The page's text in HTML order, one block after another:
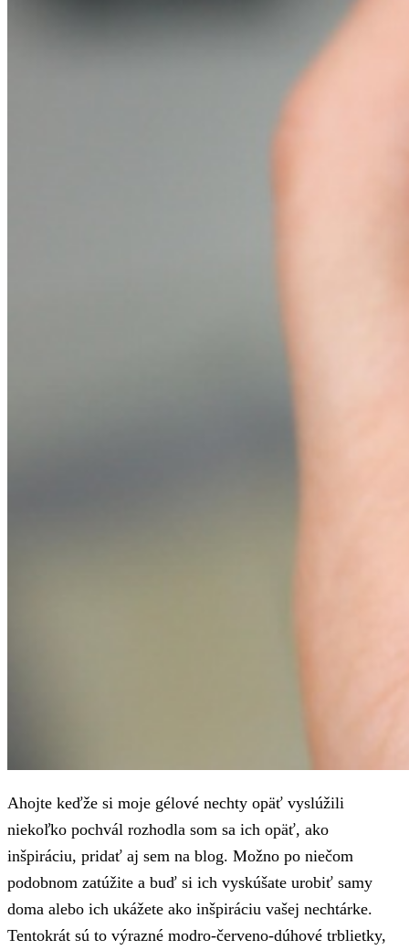
Ahojte keďže si moje gélové nechty opäť vyslúžili
niekoľko pochvál rozhodla som sa ich opäť, ako
inšpiráciu, pridať aj sem na blog. Možno po niečom
podobnom zatúžite a buď si ich vyskúšate urobiť samy
doma alebo ich ukážete ako inšpiráciu vašej nechtárke.
Tentokrát sú to výrazné modro-červeno-dúhové trblietky,